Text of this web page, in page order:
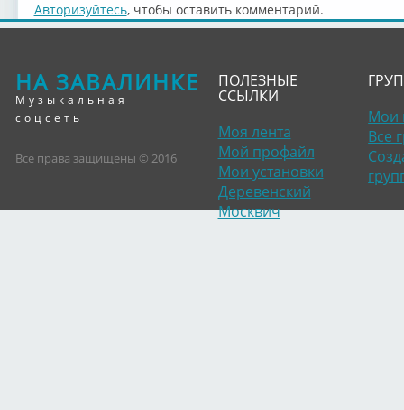
Авторизуйтесь, чтобы оставить комментарий.
НА ЗАВАЛИНКЕ
Музыкальная
соцсеть
Все права защищены © 2016
ПОЛЕЗНЫЕ
ССЫЛКИ
Моя лента
Мой профайл
Мои установки
Деревенский
Москвич
Мои
Все